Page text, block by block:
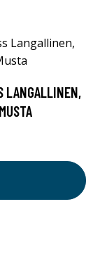
LANGALLINEN,